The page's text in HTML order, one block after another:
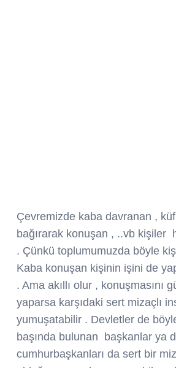
Çevremizde kaba davranan ,
bağırarak konuşan , ..vb kişiler
. Çünkü toplumumuzda böyle
Kaba konuşan kişinin işini de
. Ama akıllı olur , konuşmasını
yaparsa karşıdaki sert mizaçlı
yumuşatabilir . Devletler de
başında bulunan başkanlar ya
cumhurbaşkanları da sert bir